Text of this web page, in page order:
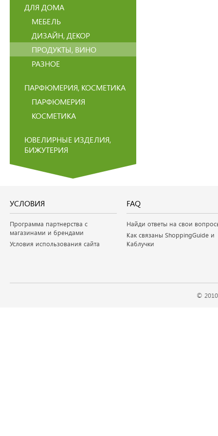
ДЛЯ ДОМА
МЕБЕЛЬ
ДИЗАЙН, ДЕКОР
ПРОДУКТЫ, ВИНО
РАЗНОЕ
ПАРФЮМЕРИЯ, КОСМЕТИКА
ПАРФЮМЕРИЯ
КОСМЕТИКА
ЮВЕЛИРНЫЕ ИЗДЕЛИЯ,
БИЖУТЕРИЯ
УСЛОВИЯ
Программа партнерства с
магазинами и брендами
Условия использования сайта
FAQ
Найди ответы на свои
Как связаны ShoppingGuide и
Каблучки
©